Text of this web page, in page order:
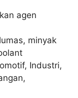
agen
minyak
Industri,